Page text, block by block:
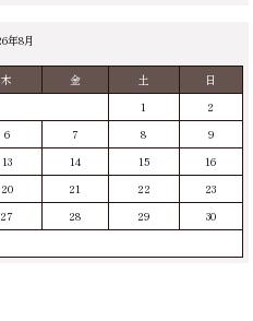
年8月
木 金 土
日
1
2
6 7 8
9
13 14 15
16
20 21 22
23
27 28 29
30